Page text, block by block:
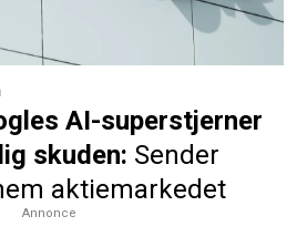
AI-superstjerner
skuden: Sender
aktiemarkedet
Annonce